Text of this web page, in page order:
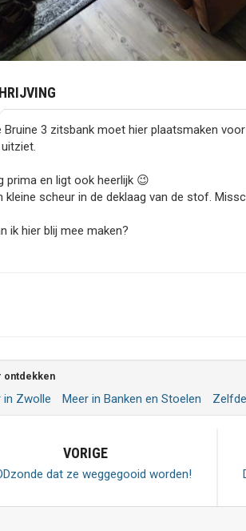
Bruine 3 zitsbank moet hier plaatsmaken
prima en ligt ook heerlijk 😉
kleine scheur in de deklaag van de stof.
ik hier blij mee maken?
ontdekken
in Zwolle Meer in Banken en Stoelen
VORIGE
dat ze weggegooid worden!